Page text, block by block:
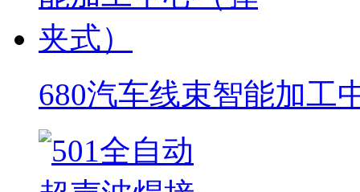
680汽车线束智能加工